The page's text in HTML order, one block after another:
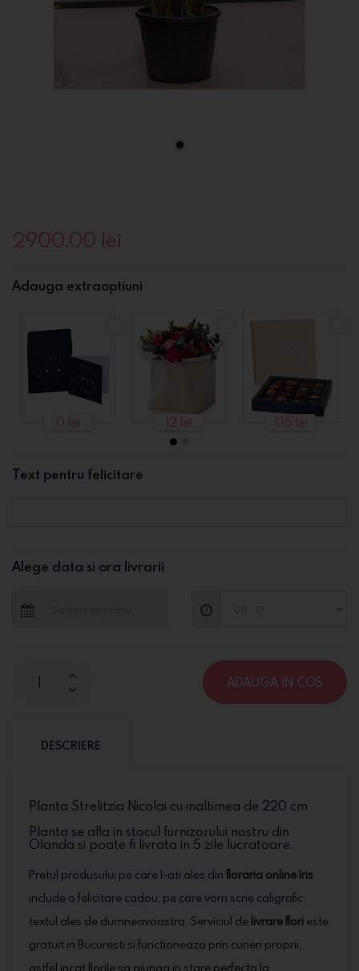
2900.00 lei
Adauga extraoptiuni
0 lei 12 lei 135 lei
Text pentru felicitare
Alege data si ora livrarii
ADAUGA IN COS
DESCRIERE
Planta Strelitzia Nicolai cu inaltimea de 220 cm
Planta se afla in stocul furnizorului nostru din
Olanda si poate fi livrata in 5 zile lucratoare.
Pretul produsului pe care l-ati ales din floraria online Iris
include o felicitare cadou, pe care vom scrie caligrafic
textul ales de dumneavoastra. Serviciul de livrare flori este
gratuit in Bucuresti si functioneaza prin curieri proprii,
astfel incat florile sa ajunga in stare perfecta la